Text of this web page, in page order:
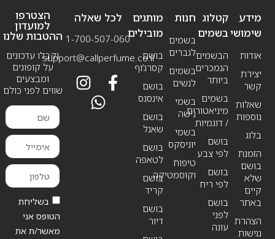
מידע
שימושי
אודות
יצירת
קשר
שאלות
נוספות
בלוג
הזמנת
בושם
שלא
קיים
באתר
הצהרת
נגישות
חנות
בשמים
לגברים
בשמים
לנשים
בשמי
נישה
בשמי
יוניסקס
טיפוח
וקוסמטיקה
קטלוג
בשמים
הבשמים
הנמכרים
ביותר
בשמים
מיניאטורים
/ דוגמיות
בושם
לפי צבע
בושם
לפי ריח
בושם
לפני
עונה
מותגים
מובילים
בושם
קסרג’וף
בושם
אינסנס
בושם
שאנל
בושם
לטאפה
בושם
קריד
בושם
דיור
לכל שאלה
1-700-507-060
support@callperfume.co.il
הצטרפו
למועדון
ההטבות שלנו
וקבלו עדכונים
על קופונים
ומבצעים
שווים לפני כולם
בשליחת
הטופס אני
מאשר/ת את